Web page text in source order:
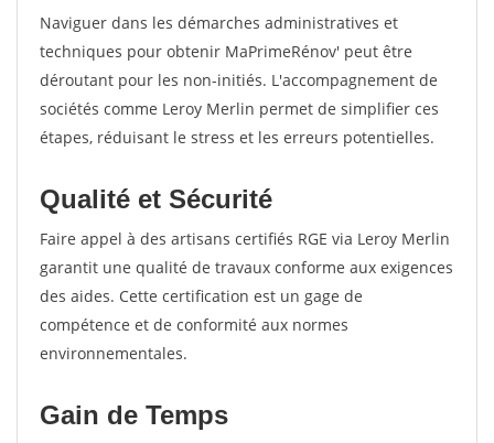
Naviguer dans les démarches administratives et
techniques pour obtenir MaPrimeRénov' peut être
déroutant pour les non-initiés. L'accompagnement de
sociétés comme Leroy Merlin permet de simplifier ces
étapes, réduisant le stress et les erreurs potentielles.
Qualité et Sécurité
Faire appel à des artisans certifiés RGE via Leroy Merlin
garantit une qualité de travaux conforme aux exigences
des aides. Cette certification est un gage de
compétence et de conformité aux normes
environnementales.
Gain de Temps